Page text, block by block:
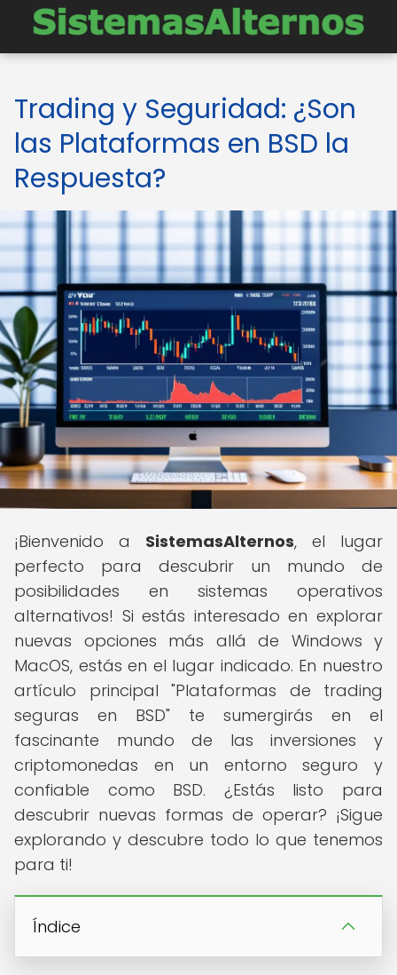
Trading y Seguridad: ¿Son
las Plataformas en BSD la
Respuesta?
¡Bienvenido a SistemasAlternos, el lugar
perfecto para descubrir un mundo de
posibilidades en sistemas operativos
alternativos! Si estás interesado en explorar
nuevas opciones más allá de Windows y
MacOS, estás en el lugar indicado. En nuestro
artículo principal "Plataformas de trading
seguras en BSD" te sumergirás en el
fascinante mundo de las inversiones y
criptomonedas en un entorno seguro y
confiable como BSD. ¿Estás listo para
descubrir nuevas formas de operar? ¡Sigue
explorando y descubre todo lo que tenemos
para ti!
Índice